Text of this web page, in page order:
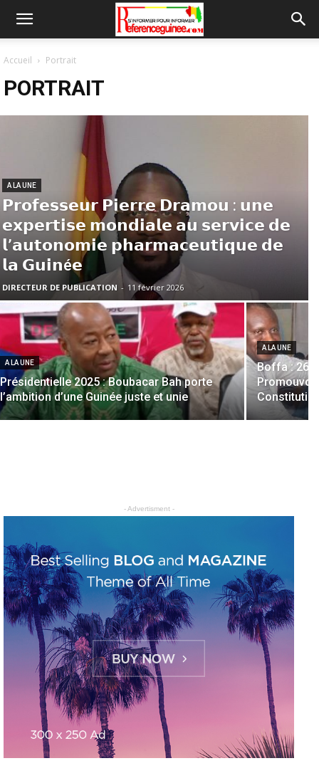
Accueil Portrait
PORTRAIT
A LA UNE
𝗣𝗿𝗼𝗳𝗲𝘀𝘀𝗲𝘂𝗿 𝗣𝗶𝗲𝗿𝗿𝗲 𝗗𝗿𝗮𝗺𝗼𝘂 : 𝘂𝗻𝗲
𝗲𝘅𝗽𝗲𝗿𝘁𝗶𝘀𝗲 𝗺𝗼𝗻𝗱𝗶𝗮𝗹𝗲 𝗮𝘂 𝘀𝗲𝗿𝘃𝗶𝗰𝗲 𝗱𝗲
𝗹’𝗮𝘂𝘁𝗼𝗻𝗼𝗺𝗶𝗲 𝗽𝗵𝗮𝗿𝗺𝗮𝗰𝗲𝘂𝘁𝗶𝗾𝘂𝗲 𝗱𝗲
𝗹𝗮 𝗚𝘂𝗶𝗻é𝗲
DIRECTEUR DE PUBLICATION - 11 février 2026
A LA UNE
Présidentielle 2025 : Boubacar Bah porte
l’ambition d’une Guinée juste et unie
A LA UNE
Boffa : 264
- Advertisment -